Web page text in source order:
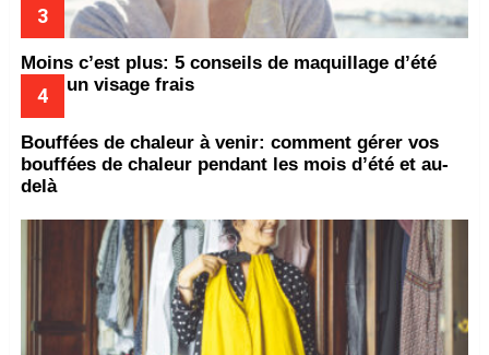
Moins c’est plus: 5 conseils de maquillage d’été
pour un visage frais
Bouffées de chaleur à venir: comment gérer vos
bouffées de chaleur pendant les mois d’été et au-
delà